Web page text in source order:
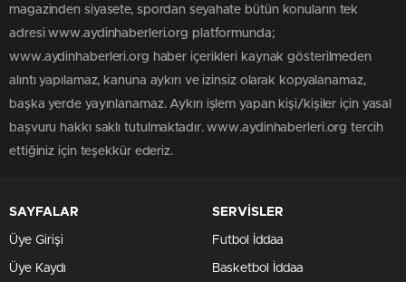
magazinden siyasete, spordan seyahate bütün konuların tek
adresi www.aydinhaberleri.org platformunda;
www.aydinhaberleri.org haber içerikleri kaynak gösterilmeden
alıntı yapılamaz, kanuna aykırı ve izinsiz olarak kopyalanamaz,
başka yerde yayınlanamaz. Aykırı işlem yapan kişi/kişiler için yasal
başvuru hakkı saklı tutulmaktadır. www.aydinhaberleri.org tercih
ettiğiniz için teşekkür ederiz.
SAYFALAR
Üye Girişi
Üye Kaydı
SERVİSLER
Futbol İddaa
Basketbol İddaa